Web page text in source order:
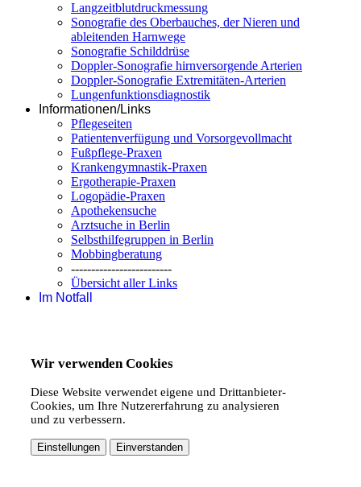
Langzeitblutdruckmessung
Sonografie des Oberbauches, der Nieren und
ableitenden Harnwege
Sonografie Schilddrüse
Doppler-Sonografie hirnversorgende Arterien
Doppler-Sonografie Extremitäten-Arterien
Lungenfunktionsdiagnostik
Informationen/Links
Pflegeseiten
Patientenverfügung und Vorsorgevollmacht
Fußpflege-Praxen
Krankengymnastik-Praxen
Ergotherapie-Praxen
Logopädie-Praxen
Apothekensuche
Arztsuche in Berlin
Selbsthilfegruppen in Berlin
Mobbingberatung
-------------------------
Übersicht aller Links
Im Notfall
Wir verwenden Cookies
Diese Website verwendet eigene und Drittanbieter-
Cookies, um Ihre Nutzererfahrung zu analysieren
und zu verbessern.
Einstellungen Einverstanden